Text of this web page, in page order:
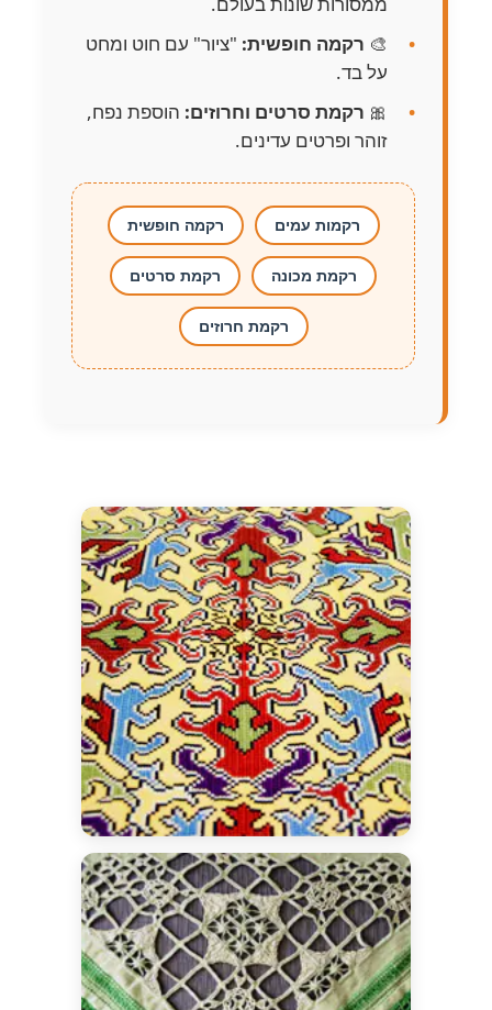
🎨 רקמה חופשית: "ציור" עם חוט ומחט
על בד.
🎀 רקמת סרטים וחרוזים: הוספת נפח,
זוהר ופרטים עדינים.
רקמות עמים רקמה חופשית
רקמת מכונה רקמת סרטים
רקמת חרוזים